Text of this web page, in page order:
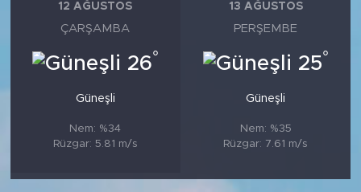
12 AĞUSTOS
ÇARŞAMBA
26°
Güneşli
Nem: %34
Rüzgar: 5.81 m/s
13 AĞUSTOS
PERŞEMBE
25°
Güneşli
Nem: %35
Rüzgar: 7.61 m/s